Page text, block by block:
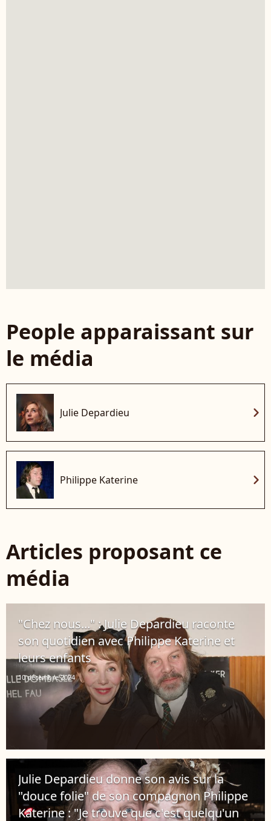
People apparaissant sur
le média
Julie Depardieu chevron_right
Philippe Katerine chevron_right
Articles proposant ce
média
"Chez nous..." : Julie Depardieu raconte
son quotidien avec Philippe Katerine et
leurs enfants
10 décembre 2024
Julie Depardieu donne son avis sur la
"douce folie" de son compagnon Philippe
Katerine : "Je trouve que c'est quelqu'un